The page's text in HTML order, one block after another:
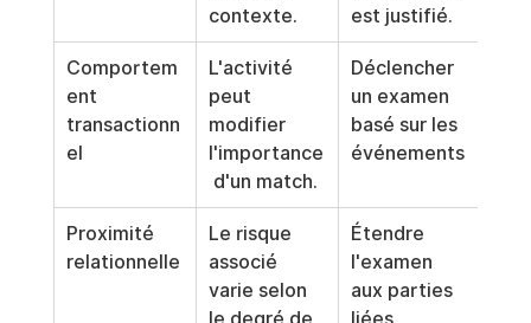
contexte.
est justifié.
Comportem
ent
transactionn
el
L'activité
peut
modifier
l'importance
d'un match.
Déclencher
un examen
basé sur les
événements
Proximité
relationnelle
Le risque
associé
varie selon
le degré de
Étendre
l'examen
aux parties
liées